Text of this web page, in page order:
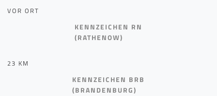
VOR ORT
KENNZEICHEN RN
(RATHENOW)
23 KM
KENNZEICHEN BRB
(BRANDENBURG)